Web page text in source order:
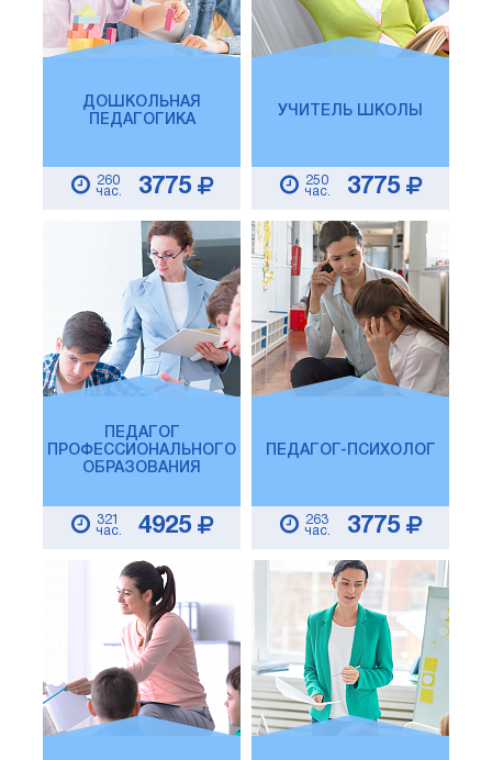
ДОШКОЛЬНАЯ
ПЕДАГОГИКА
260
час.
3775
УЧИТЕЛЬ ШКОЛЫ
250
час.
3775
ПЕДАГОГ
ПРОФЕССИОНАЛЬНОГО
ОБРАЗОВАНИЯ
321
час.
4925
ПЕДАГОГ-ПСИХОЛОГ
263
час.
3775